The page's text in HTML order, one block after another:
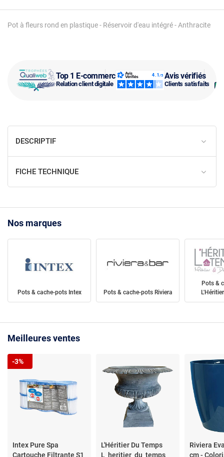
Top 1 E-commerce
Relation client digitale
Avis vérifiés
Clients satisfaits
Pot à fleurs rond en plastique - Réservoir d'eau intégré - Anthracite
DESCRIPTIF
FICHE TECHNIQUE
Nos marques
Pots & cache-pots Intex Pots & cache-pots Riviera
Pots &
Meilleures ventes
Intex Pure Spa
Cartouche Filtrante S1
-3%
L'Héritier Du Temps
L_heritier_du_temps
Riviera
cm -